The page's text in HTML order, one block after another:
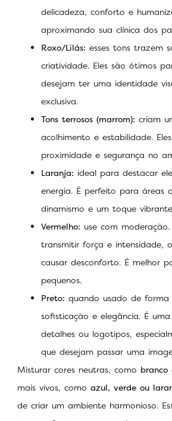
delicadeza, conforto e
aproximando sua clínica dos
Roxo/Lilás: esses tons trazem
criatividade. Eles são ótimos
desejam ter uma identidade
exclusiva.
Tons terrosos (marrom): criam
acolhimento e estabilidade.
proximidade e segurança no
Laranja: ideal para destacar
energia. É perfeito para áreas
dinamismo e um toque
Vermelho: use com
transmitir força e intensidade,
causar desconforto. É melhor
pequenos.
Preto: quando usado de forma
sofisticação e elegância. É
detalhes ou logotipos,
que desejam passar uma
Misturar cores neutras, como branco
mais vivos, como azul, verde ou
de criar um ambiente harmonioso.